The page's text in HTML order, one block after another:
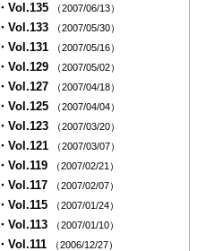
・Vol.135 （2007/06/13）
・Vol.133 （2007/05/30）
・Vol.131 （2007/05/16）
・Vol.129 （2007/05/02）
・Vol.127 （2007/04/18）
・Vol.125 （2007/04/04）
・Vol.123 （2007/03/20）
・Vol.121 （2007/03/07）
・Vol.119 （2007/02/21）
・Vol.117 （2007/02/07）
・Vol.115 （2007/01/24）
・Vol.113 （2007/01/10）
・Vol.111 （2006/12/27）